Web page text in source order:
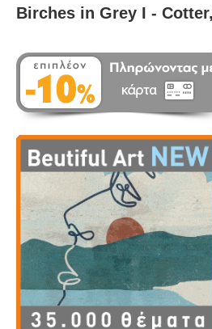
Birches in Grey I -